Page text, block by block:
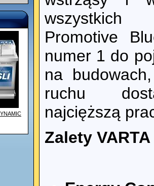
Promotive
numer 1 do
na
ruchu
najcięższą
Zalety